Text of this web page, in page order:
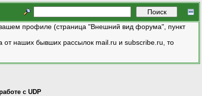
профиле (страница "Внешний вид форума", пункт
наших бывших рассылок mail.ru и subscribe.ru, то
с UDP